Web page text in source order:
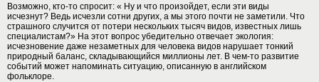
Возможно, кто-то спросит: « Ну и что произойдет, если эти виды
исчезнут? Ведь исчезли сотни других, а мы этого почти не заметили. Что
страшного случится от потери нескольких тысяч видов, известных лишь
специалистам?» На этот вопрос убедительно отвечает экология:
исчезновение даже незаметных для человека видов нарушает тонкий
природный баланс, складывающийся миллионы лет. В чем-то развитие
событий может напоминать ситуацию, описанную в английском
фольклоре.